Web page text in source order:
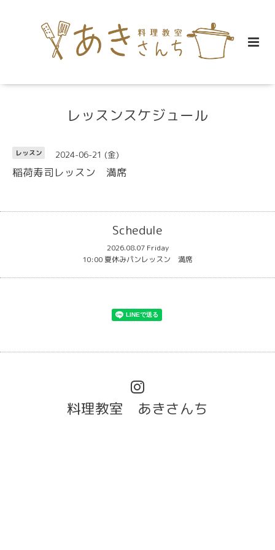
レッスンスケジュール
レッスン 2024-06-21 (金)
稲荷寿司レッスン 満席
Schedule
2026.08.07 Friday
10:00 夏休みパンレッスン 満席
料理教室 あきさんち